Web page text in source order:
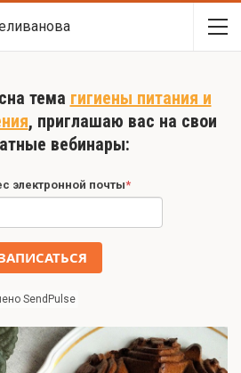
тема гигиены питания и
, приглашаю вас на свои
вебинары:
электронной почты*
SendPulse